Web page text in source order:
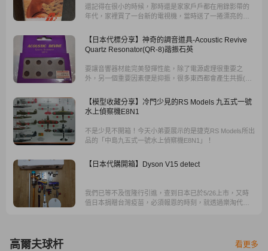
還記得在很小的時候，那時還是家家戶戶都在用錄影帶的
年代，家裡買了一台新的電視機，當時送了一捲漂亮的
唱者的音色與韻味深深吸引住，這就是我與河合奈保子的
第一次相遇。這個錄影帶一直埋藏在我的心中珍藏著，還
記得小時候一搬家後就被弄丟了，當時一直找都找不到，
現在終於能如願以償。
【日本代標分享】神奇的調音道具-Acoustic Revive
Quartz Resonator(QR-8)諧振石英
要讓音響器材能完美發揮性能，除了電源處理很重要之
外，另一個重要因素便是抑振，很多東西都會產生共振(或
叭，甚至房屋的牆壁、天花板、地板、門、窗都會產生，
這些共振往往會干擾音響的聲音傳遞。不過由於從未用過
此產品，也不知效果如何，因此想找較便宜的二手貨來試
試，便上日本網站搜尋，發現這產品賣的人不多，價格也
都頗硬的，只比台灣價便宜一些而已，好不容易在Y拍找到
有人低價起標全新品...
【模型收藏分享】冷門少見的RS Models 九五式一號
水上偵察機E8N1
不是少見不開箱！今天小弟要展示的是捷克RS Models所出
品的「中島九五式一號水上偵察機E8N1」！
【日本代購開箱】Dyson V15 detect
我們已等不及恆隆行引進，查到日本已於5/26上市，又時
值日本捐贈台灣疫苗，必須報恩的時刻，就透過樂淘代購
高爾夫球杆 看更多